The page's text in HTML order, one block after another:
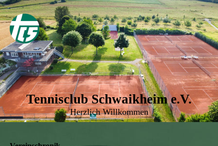
Tennisclub Schwaikheim e.V.
Herzlich Willkommen